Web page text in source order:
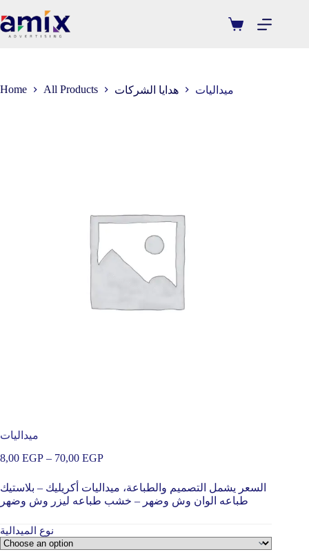
Home All Products هدايا الشركات ميداليات
ميداليات
8,00 EGP – 70,00 EGP
السعر يشمل التصميم والطباعة، ميداليات أكريليك – بلاستيك
طباعه الوان وش وضهر – خشب طباعه ليزر وش وضهر
نوع الميدالية